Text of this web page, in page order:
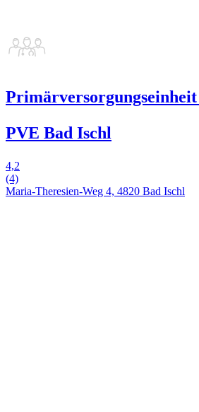
PVE Bad Ischl
4,2
(4)
Maria-Theresien-Weg 4, 4820 Bad Ischl